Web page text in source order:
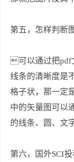
第五，怎样判断
可以通过把pdf
线条的清晰度是
格子状，那一定
中的矢量图可以
的线条、圆、文
第六，国外SCI